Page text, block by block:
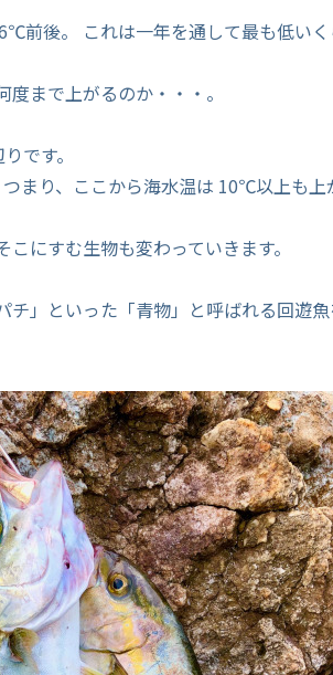
前後。 これは一年を通して最も低いく
まで上がるのか・・・。
です。
まり、ここから海水温は 10℃以上も上
にすむ生物も変わっていきます。
」といった「青物」と呼ばれる回遊